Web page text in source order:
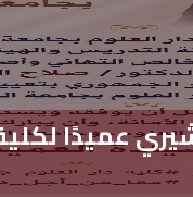
عميدًا